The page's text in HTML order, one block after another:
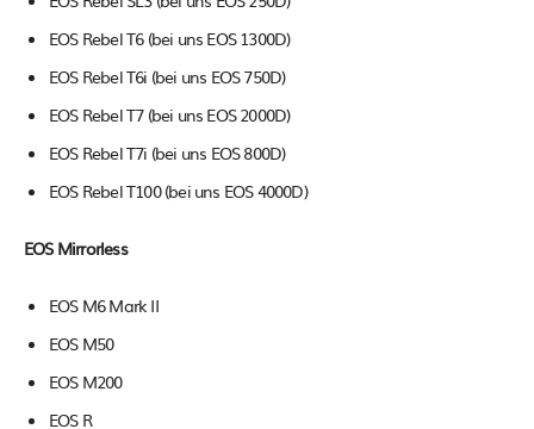
EOS Rebel T6 (bei uns EOS 1300D)
EOS Rebel T6i (bei uns EOS 750D)
EOS Rebel T7 (bei uns EOS 2000D)
EOS Rebel T7i (bei uns EOS 800D)
EOS Rebel T100 (bei uns EOS 4000D)
EOS Mirrorless
EOS M6 Mark II
EOS M50
EOS M200
EOS R